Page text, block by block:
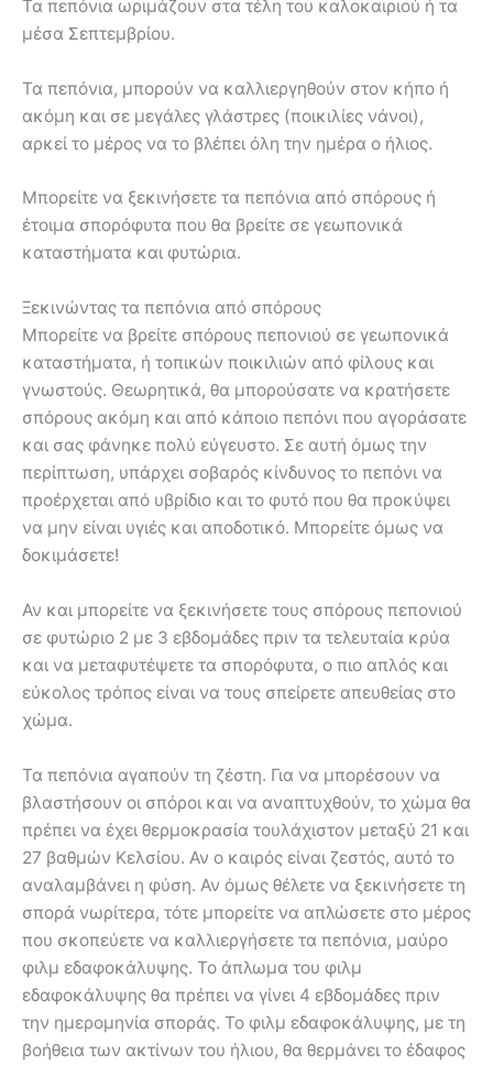
Τα πεπόνια ωριμάζουν στα τέλη του καλοκαιριού ή τα
μέσα Σεπτεμβρίου.
Τα πεπόνια, μπορούν να καλλιεργηθούν στον κήπο ή
ακόμη και σε μεγάλες γλάστρες (ποικιλίες νάνοι),
αρκεί το μέρος να το βλέπει όλη την ημέρα ο ήλιος.
Μπορείτε να ξεκινήσετε τα πεπόνια από σπόρους ή
έτοιμα σπορόφυτα που θα βρείτε σε γεωπονικά
καταστήματα και φυτώρια.
Ξεκινώντας τα πεπόνια από σπόρους
Μπορείτε να βρείτε σπόρους πεπονιού σε γεωπονικά
καταστήματα, ή τοπικών ποικιλιών από φίλους και
γνωστούς. Θεωρητικά, θα μπορούσατε να κρατήσετε
σπόρους ακόμη και από κάποιο πεπόνι που αγοράσατε
και σας φάνηκε πολύ εύγευστο. Σε αυτή όμως την
περίπτωση, υπάρχει σοβαρός κίνδυνος το πεπόνι να
προέρχεται από υβρίδιο και το φυτό που θα προκύψει
να μην είναι υγιές και αποδοτικό. Μπορείτε όμως να
δοκιμάσετε!
Αν και μπορείτε να ξεκινήσετε τους σπόρους πεπονιού
σε φυτώριο 2 με 3 εβδομάδες πριν τα τελευταία κρύα
και να μεταφυτέψετε τα σπορόφυτα, ο πιο απλός και
εύκολος τρόπος είναι να τους σπείρετε απευθείας στο
χώμα.
Τα πεπόνια αγαπούν τη ζέστη. Για να μπορέσουν να
βλαστήσουν οι σπόροι και να αναπτυχθούν, το χώμα θα
πρέπει να έχει θερμοκρασία τουλάχιστον μεταξύ 21 και
27 βαθμών Κελσίου. Αν ο καιρός είναι ζεστός, αυτό το
αναλαμβάνει η φύση. Αν όμως θέλετε να ξεκινήσετε τη
σπορά νωρίτερα, τότε μπορείτε να απλώσετε στο μέρος
που σκοπεύετε να καλλιεργήσετε τα πεπόνια, μαύρο
φιλμ εδαφοκάλυψης. Το άπλωμα του φιλμ
εδαφοκάλυψης θα πρέπει να γίνει 4 εβδομάδες πριν
την ημερομηνία σποράς. Το φιλμ εδαφοκάλυψης, με τη
βοήθεια των ακτίνων του ήλιου, θα θερμάνει το έδαφος